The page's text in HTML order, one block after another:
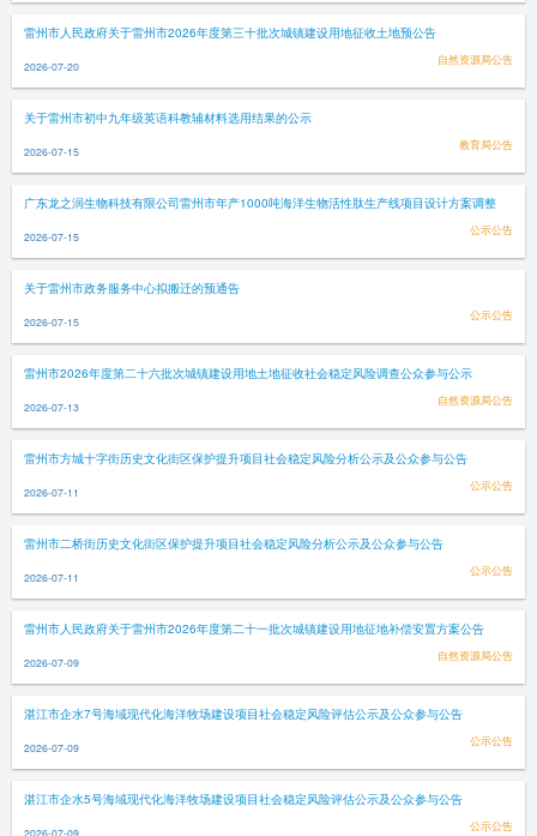
雷州市人民政府关于雷州市2026年度第三十批次城镇建设用地征收土地预公告
2026-07-20 自然资源局公告
关于雷州市初中九年级英语科教辅材料选用结果的公示
2026-07-15 教育局公告
广东龙之润生物科技有限公司雷州市年产1000吨海洋生物活性肽生产线项目设计方案调整
2026-07-15 公示公告
关于雷州市政务服务中心拟搬迁的预通告
2026-07-15 公示公告
雷州市2026年度第二十六批次城镇建设用地土地征收社会稳定风险调查公众参与公示
2026-07-13 自然资源局公告
雷州市方城十字街历史文化街区保护提升项目社会稳定风险分析公示及公众参与公告
2026-07-11 公示公告
雷州市二桥街历史文化街区保护提升项目社会稳定风险分析公示及公众参与公告
2026-07-11 公示公告
雷州市人民政府关于雷州市2026年度第二十一批次城镇建设用地征地补偿安置方案公告
2026-07-09 自然资源局公告
湛江市企水7号海域现代化海洋牧场建设项目社会稳定风险评估公示及公众参与公告
2026-07-09 公示公告
湛江市企水5号海域现代化海洋牧场建设项目社会稳定风险评估公示及公众参与公告
2026-07-09 公示公告